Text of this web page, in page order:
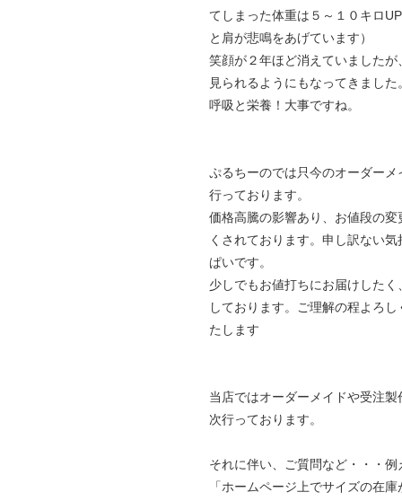
てしまった体重は５～１０キロ
と肩が悲鳴をあげています）
笑顔が２年ほど消えていましたが
見られるようにもなってきました
呼吸と栄養！大事ですね。
ぷるちーのでは只今のオーダーメ
行っております。
価格高騰の影響あり、お値段の変
くされております。申し訳ない気
ぱいです。
少しでもお値打ちにお届けしたく
しております。ご理解の程よろし
たします
当店ではオーダーメイドや受注製
次行っております。
それに伴い、ご質問など・・・例
「ホームページ上でサイズの在